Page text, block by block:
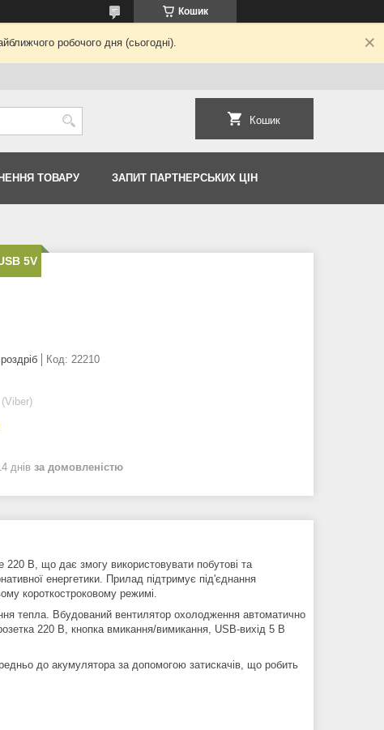
Кошик
робочого дня (сьогодні).
Кошик
ТОВАРУ ЗАПИТ ПАРТНЕРСЬКИХ ЦІН
5V
Код: 22210
днів за домовленістю
220 В, що дає змогу використовувати побутові та
енергетики. Прилад підтримує під'єднання
короткостроковому режимі.
тепла. Вбудований вентилятор охолодження автоматично
220 В, кнопка вмикання/вимикання, USB-вихід 5 В
до акумулятора за допомогою затискачів, що робить